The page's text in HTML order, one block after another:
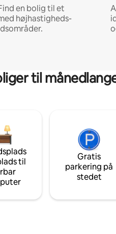
en bolig til et
højhastigheds-
til
til
Gratis
parkering på
stedet